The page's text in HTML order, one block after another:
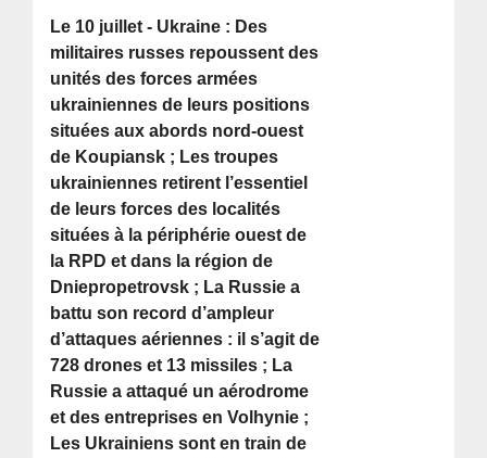
Le 10 juillet - Ukraine : Des
militaires russes repoussent des
unités des forces armées
ukrainiennes de leurs positions
situées aux abords nord-ouest
de Koupiansk ; Les troupes
ukrainiennes retirent l’essentiel
de leurs forces des localités
situées à la périphérie ouest de
la RPD et dans la région de
Dniepropetrovsk ; La Russie a
battu son record d’ampleur
d’attaques aériennes : il s’agit de
728 drones et 13 missiles ; La
Russie a attaqué un aérodrome
et des entreprises en Volhynie ;
Les Ukrainiens sont en train de